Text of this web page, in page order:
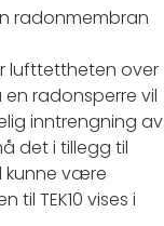
radonmembran
lufttettheten over
radonsperre vil
inntrengning av
det i tillegg til
kunne være
TEK10 vises i